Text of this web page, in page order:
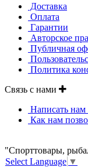
Доставка
Оплата
Гарантии
Авторское
Публичная
Политика
Связь с нами
Написать нам
Как нам
"Спорттовары,
Select Language ▼